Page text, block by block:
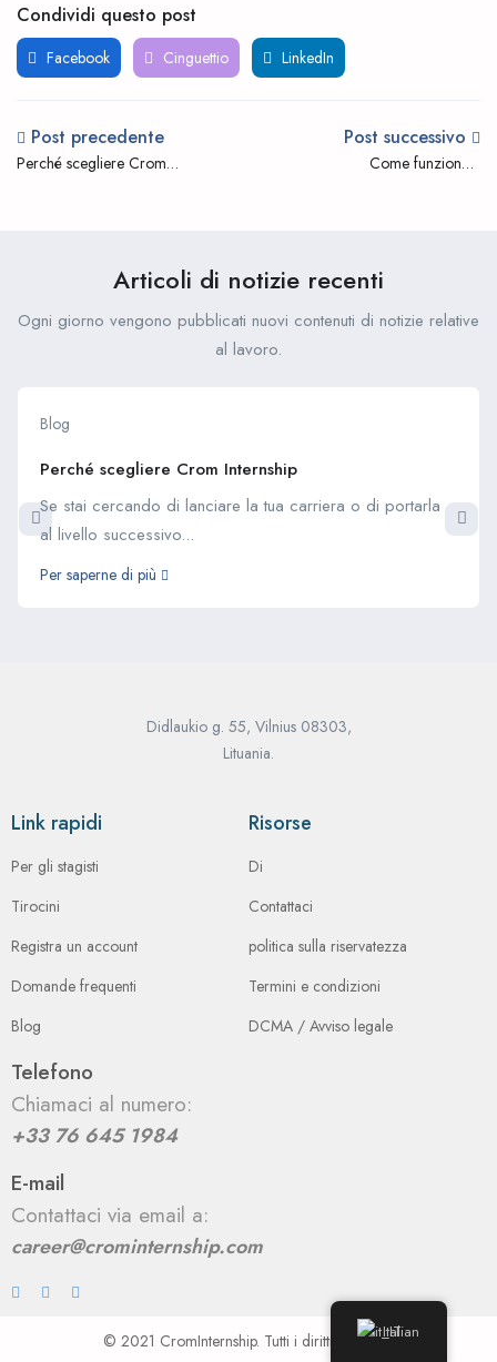
Condividi questo post
Facebook Cinguettio LinkedIn
Post precedente
Perché scegliere Crom
Post successivo
Come funziona il
Articoli di notizie recenti
Ogni giorno vengono pubblicati nuovi contenuti di notizie relative
al lavoro.
Blog
Perché scegliere Crom Internship
Se stai cercando di lanciare la tua carriera o di portarla
al livello successivo...
Per saperne di più
Didlaukio g. 55, Vilnius 08303,
Lituania.
Link rapidi
Per gli stagisti
Tirocini
Registra un account
Domande frequenti
Blog
Risorse
Di
Contattaci
politica sulla riservatezza
Termini e condizioni
DCMA / Avviso legale
Telefono
Chiamaci al numero:
+33 76 645 1984
E-mail
Contattaci via email a:
career@crominternship.com
© 2021 CromInternship. Tutti i diritti riservati.Italian